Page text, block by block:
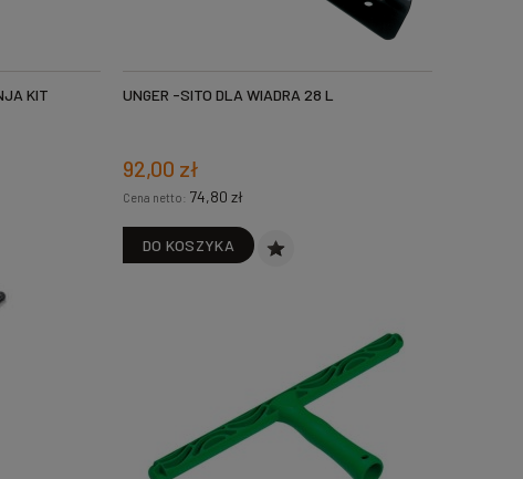
KIT
UNGER -SITO DLA WIADRA 28 L
92,00 zł
Cena netto: 74,80 zł
DO KOSZYKA